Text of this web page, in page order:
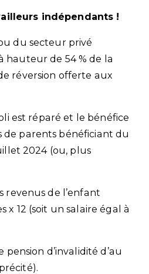
indépendants !
du secteur privé
hauteur de 54 % de la
réversion offerte aux
est réparé et le bénéfice
de parents bénéficiant du
2024 (ou, plus
revenus de l’enfant
x 12 (soit un salaire égal à
d’invalidité d’au